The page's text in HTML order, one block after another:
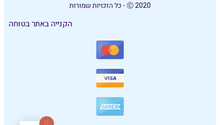
Ⓒ 2020 - כל הזכויות שמורות
הקנייה באתר בטוחה